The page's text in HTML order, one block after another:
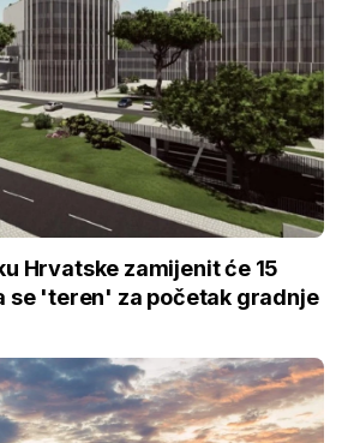
Hrvatske zamijenit će 15
se 'teren' za početak gradnje